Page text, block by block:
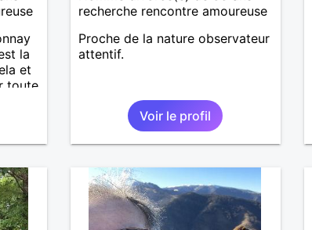
la
et
toute
recherche rencontre amoureuse
Proche de la nature observateur
attentif.
Voir le profil